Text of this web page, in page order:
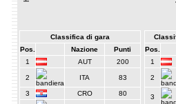
Classifica di gara
Pos.
Nazione
Punti
1
AUT 200
2 ITA 83
3 CRO 80
Pos.
1
2
3